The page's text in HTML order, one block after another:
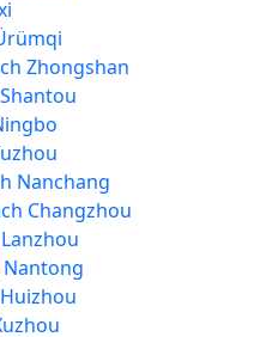
Zhongshan
Nanchang
Changzhou